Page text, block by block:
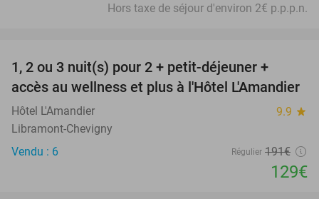
Hors taxe de séjour d'environ 2€ p.p.p.n.
TODAY
1, 2 ou 3 nuit(s) pour 2 + petit-déjeuner +
accès au wellness et plus à l'Hôtel L'Amandier
Hôtel L'Amandier 9.9 star
Libramont-Chevigny
Vendu : 6
Régulier 191€
129€